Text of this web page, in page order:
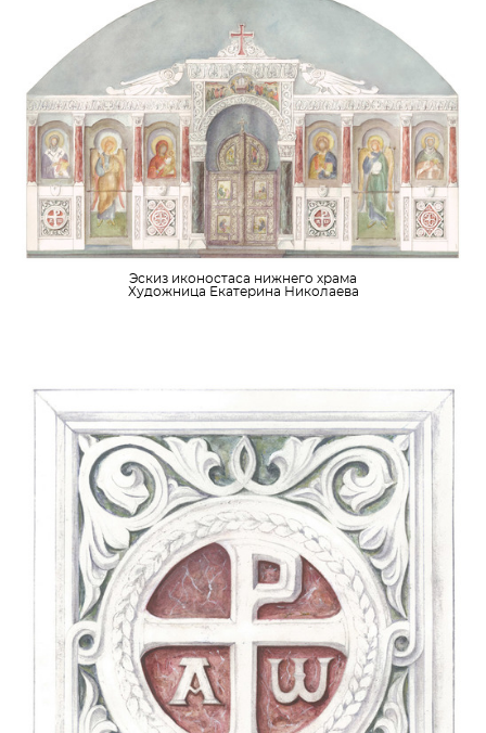
Эскиз иконостаса нижнего храма
Художница Екатерина Николаева